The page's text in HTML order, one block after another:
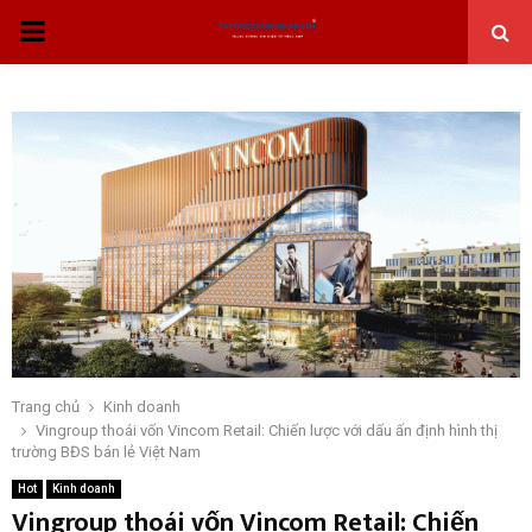
THỰC
Trang chủ
Kinh doanh
Vingroup thoái vốn Vincom Retail: Chiến lược với dấu ấn định hình thị
trường BĐS bán lẻ Việt Nam
Hot Kinh doanh
Vingroup thoái vốn Vincom Retail: Chiến